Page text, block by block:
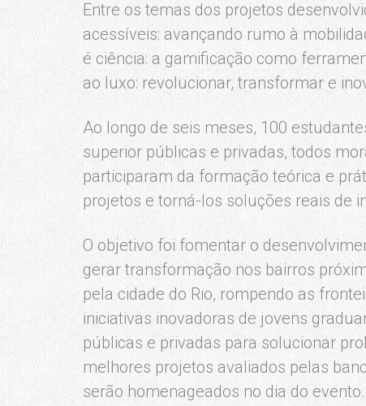
Entre os temas dos projetos
acessíveis: avançando rumo à
é ciência: a gamificação como
ao luxo: revolucionar, transformar e
Ao longo de seis meses, 100
superior públicas e privadas, todos
participaram da formação teórica e
projetos e torná-los soluções reais de
O objetivo foi fomentar o
gerar transformação nos bairros
pela cidade do Rio, rompendo as
iniciativas inovadoras de jovens
públicas e privadas para solucionar
melhores projetos avaliados pelas
serão homenageados no dia do evento.